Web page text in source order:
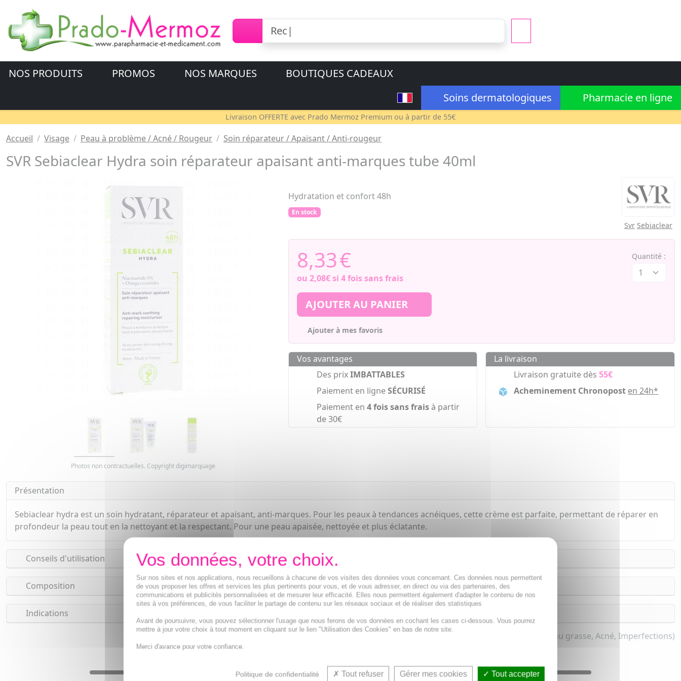
NOS PRODUITS PROMOS NOS MARQUES
BOUTIQUES CADEAUX
Soins dermatologiques
Pharmacie en ligne
Livraison OFFERTE avec Prado Mermoz Premium ou à partir de 55€
Accueil Visage Peau à problème / Acné / Rougeur Soin réparateur / Apaisant / Anti-rougeur
SVR Sebiaclear Hydra soin réparateur apaisant anti-marques tube 40ml
Photos non contractuelles. Copyright digimarquage
Hydratation et confort 48h
En stock
Svr Sebiaclear
8,33€
ou 2,08€si 4 fois sans frais
Quantité :
AJOUTER AU PANIER
Ajouter à mes favoris
Vos avantages
Des prixIMBATTABLES
Paiement en ligneSÉCURISÉ
Paiement en 4 fois sans fraisà partir
de 30€
La livraison
Livraison gratuite dès55€
Acheminement Chronopost en 24h*
Présentation
Sebiaclear hydra est un soin hydratant, réparateur et apaisant, anti-marques. Pour les peaux à tendances acnéiques, cette crème est parfaite, permettant de réparer en
profondeur la peau tout en la nettoyant et la respectant. Pour une peau apaisée, nettoyée et plus éclatante.
Conseils d'utilisation
Composition
Indications
Soin réparateur et Soin apaisant pour femme et homme (Peau grasse, Acné, Imperfections)
Sur nos sites et nos applications, nous recueillons à chacune de vos visites des données vous concernant. Ces données nous permettent
de vous proposer les offres et services les plus pertinents pour vous, et de vous adresser, en direct ou via des partenaires, des
communications et publicités personnalisées et de mesurer leur efficacité. Elles nous permettent également d'adapter le contenu de nos
sites à vos préférences, de vous faciliter le partage de contenu sur les réseaux sociaux et de réaliser des statistiques
Avant de poursuivre, vous pouvez sélectionner l'usage que nous ferons de vos données en cochant les cases ci-dessous. Vous pourrez
mettre à jour votre choix à tout moment en cliquant sur le lien "Utilisation des Cookies" en bas de notre site.
Merci d'avance pour votre confiance.
Politique de confidentialité Tout refuser Gérer mes cookies Tout accepter